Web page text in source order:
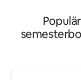
en vistelse där du
paradiset för par,